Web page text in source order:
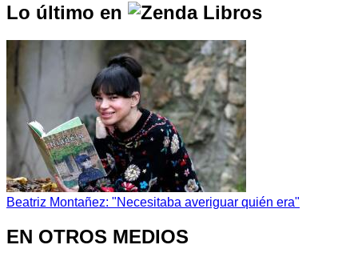
Lo último en
Beatriz Montañez: "Necesitaba averiguar quién era"
EN OTROS MEDIOS